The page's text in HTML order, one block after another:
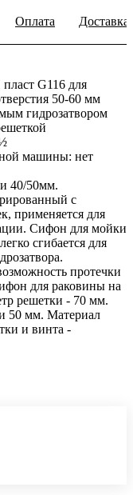
Оплата Доставка
G116 для
50-60 мм
гидрозатвором
машины: нет
40/50мм.
с
применяется для
Сифон для мойки
сгибается для
протечки
для раковины на
решетки - 70 мм.
50 мм. Материал
и винта -